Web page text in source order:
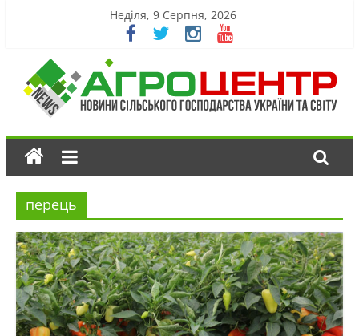
Неділя, 9 Серпня, 2026
перець